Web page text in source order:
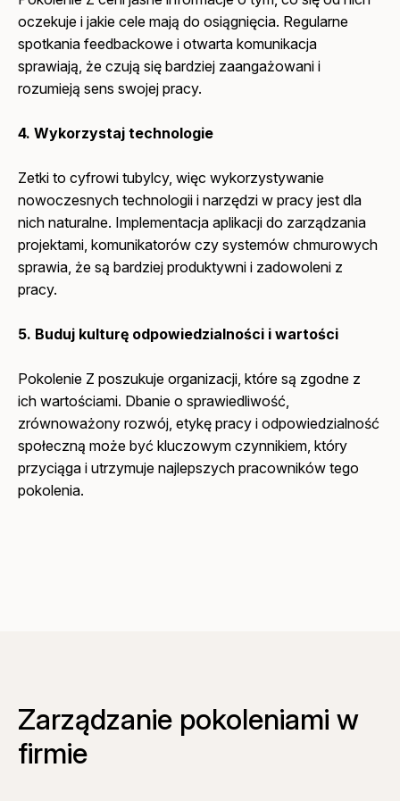
oczekuje i jakie cele mają do osiągnięcia. Regularne
spotkania feedbackowe i otwarta komunikacja
sprawiają, że czują się bardziej zaangażowani i
rozumieją sens swojej pracy.
4. Wykorzystaj technologie
Zetki to cyfrowi tubylcy, więc wykorzystywanie
nowoczesnych technologii i narzędzi w pracy jest dla
nich naturalne. Implementacja aplikacji do zarządzania
projektami, komunikatorów czy systemów chmurowych
sprawia, że są bardziej produktywni i zadowoleni z
pracy.
5. Buduj kulturę odpowiedzialności i wartości
Pokolenie Z poszukuje organizacji, które są zgodne z
ich wartościami. Dbanie o sprawiedliwość,
zrównoważony rozwój, etykę pracy i odpowiedzialność
społeczną może być kluczowym czynnikiem, który
przyciąga i utrzymuje najlepszych pracowników tego
pokolenia.
Zarządzanie pokoleniami w
firmie